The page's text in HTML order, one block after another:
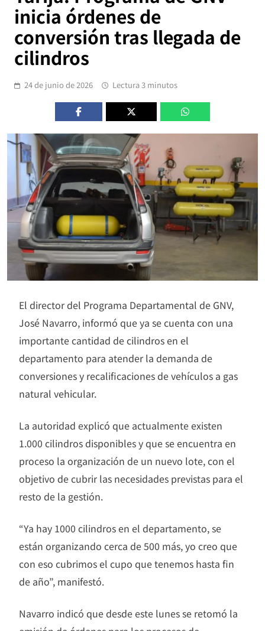
inicia órdenes de
conversión tras llegada de
cilindros
24 de junio de 2026 Lectura 3 minutos
El director del Programa Departamental de GNV,
José Navarro, informó que ya se cuenta con una
importante cantidad de cilindros en el
departamento para atender la demanda de
conversiones y recalificaciones de vehículos a gas
natural vehicular.
La autoridad explicó que actualmente existen
1.000 cilindros disponibles y que se encuentra en
proceso la organización de un nuevo lote, con el
objetivo de cubrir las necesidades previstas para el
resto de la gestión.
“Ya hay 1000 cilindros en el departamento, se
están organizando cerca de 500 más, yo creo que
con eso cubrimos el cupo que tenemos hasta fin
de año”, manifestó.
Navarro indicó que desde este lunes se retomó la